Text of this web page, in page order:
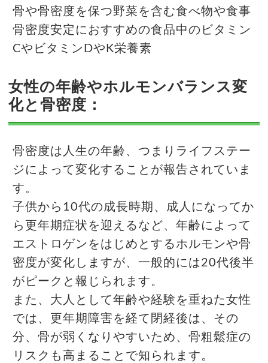
骨や骨密度を保つ野菜を含む食べ物や食事
骨密度安定におすすめの食品中のビタミン
CやビタミンDやK栄養素
女性の年齢やホルモンバランス変
化と骨密度：
骨密度は人生の年齢、つまりライフステー
ジによって変化することが報告されていま
す。
子供から10代の成長時期、成人になってか
ら更年期症状を迎えるなど、年齢によって
エストロゲンをはじめとするホルモンや骨
密度が変化しますが、一般的には20代後半
がピークと報じられます。
また、大人として年齢や経験を重ねた女性
では、更年期障害を経て閉経後は、その
分、骨が弱くなりやすいため、骨粗鬆症の
リスクも高まることで知られます。